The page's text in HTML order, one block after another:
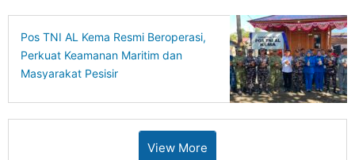
Pos TNI AL Kema Resmi Beroperasi,
Perkuat Keamanan Maritim dan
Masyarakat Pesisir
View More